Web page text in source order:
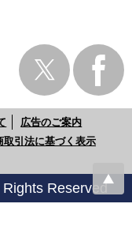
広告のご案内
取引法に基づく表示
Reserved